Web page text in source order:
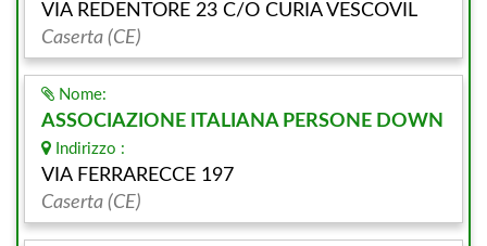
VIA REDENTORE 23 C/O CURIA VESCOVIL
Caserta (CE)
Nome:
ASSOCIAZIONE ITALIANA PERSONE DOWN
Indirizzo :
VIA FERRARECCE 197
Caserta (CE)